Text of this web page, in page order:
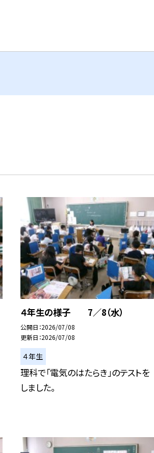
４年生の様子 7／8（水）
公開日 2026/07/08
更新日 2026/07/08
４年生
理科で「電気のはたらき」のテストを
しました。